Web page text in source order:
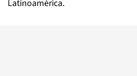
Latinoamérica.